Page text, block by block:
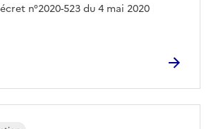
n°2020-523 du 4 mai 2020